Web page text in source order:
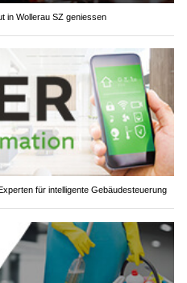
in Wollerau SZ geniessen
für intelligente Gebäudesteuerung